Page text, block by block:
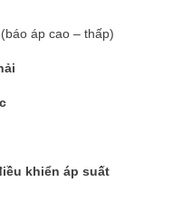
(báo áp cao – thấp)
khiển áp suất